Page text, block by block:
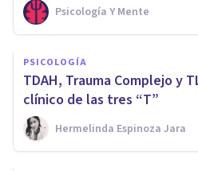
Psicología Y Mente
PSICOLOGÍA
TDAH, Trauma Complejo y
clínico de las tres “T”
Hermelinda Espinoza Jara